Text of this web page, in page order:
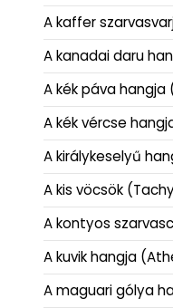
A kaffer
A kanadai daru
A kék páva
A kék vércse
A királykeselyű
A kis vöcsök
A kontyos
A kuvik hangja
A maguari gólya